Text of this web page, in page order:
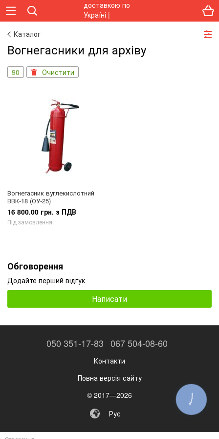
Каталог
Вогнегасники для архіву
90 Очистити
Вогнегасник вуглекислотний
ВВК-18 (ОУ-25)
16 800.00 грн. з ПДВ
Під замовлення
Обговорення
Додайте перший відгук
Написати
050 351-17-83 067 504-08-60
Контакти
Повна версія сайту
© 2017—2026
Рус
КНОПКА
ЗВ'ЯЗКУ